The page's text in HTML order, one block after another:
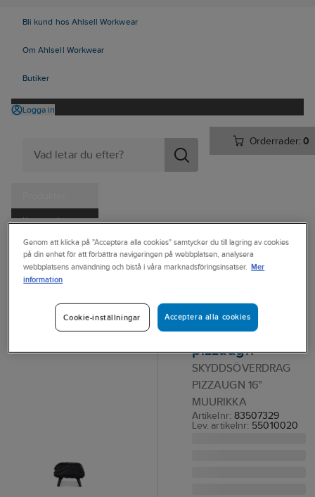
Bli kund hos Ahlsell Workwear
Om Ahlsell Workwear
Butiker
Logga in
Orderrader:0
Kampanjer
Tjänster
Kataloger
Ahlsell Produkter Trädgård & Fritid
Utomhusmatlagning
Utekök & pizzaugnar
Tillbehör till Pizzaugn
Skyddsöverdrag
till Muurikka
pizzaugn
SKYDDSÖVERDRAG
PIZZAUGN 16"
MUURIKKA
Artikelnr: 83507329
Lev. artikelnr: 55010020
Genom att klicka på "Acceptera alla cookies" samtycker du till lagring av cookies
på din enhet för att förbättra navigeringen på webbplatsen, analysera
webbplatsens användning och bistå i våra marknadsföringsinsatser. Mer
information
Acceptera alla cookies
Cookie-inställningar